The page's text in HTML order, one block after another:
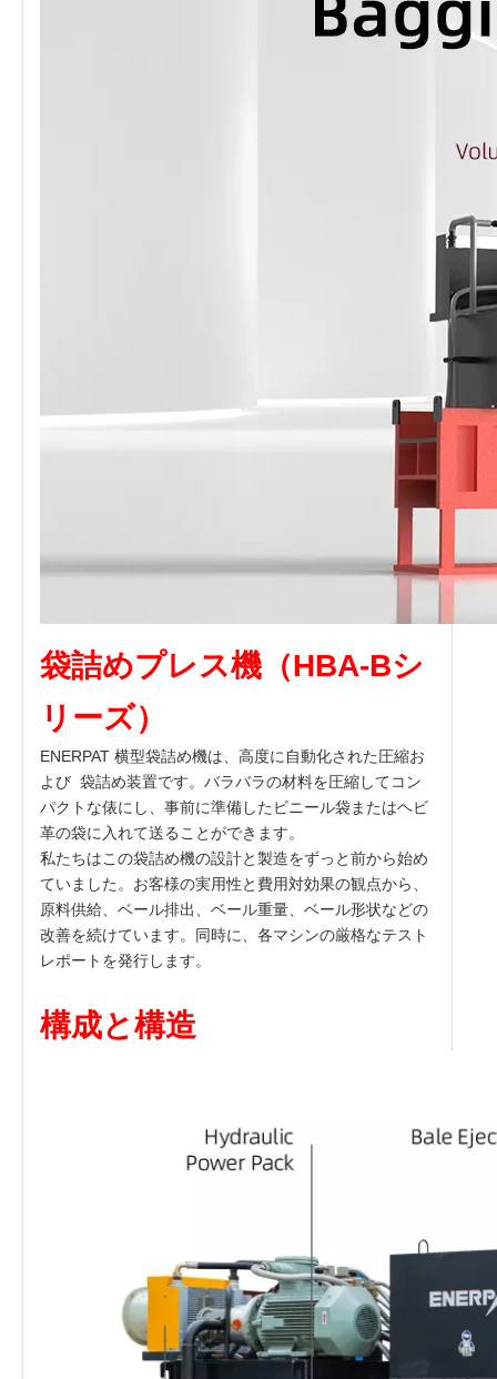
袋詰めプレス機（HBA-Bシ
リーズ）
ENERPAT 横型袋詰め機は、高度に自動化された圧縮お
よび 袋詰め装置です。バラバラの材料を圧縮してコン
パクトな俵にし、事前に準備したビニール袋またはヘビ
革の袋に入れて送ることができます。
私たちはこの袋詰め機の設計と製造をずっと前から始め
ていました。お客様の実用性と費用対効果の観点から、
原料供給、ベール排出、ベール重量、ベール形状などの
改善を続けています。同時に、各マシンの厳格なテスト
レポートを発行します。
構成と構造